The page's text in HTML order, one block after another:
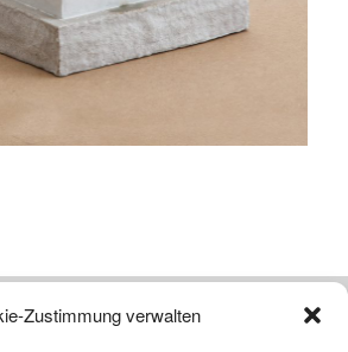
Zustimmung verwalten